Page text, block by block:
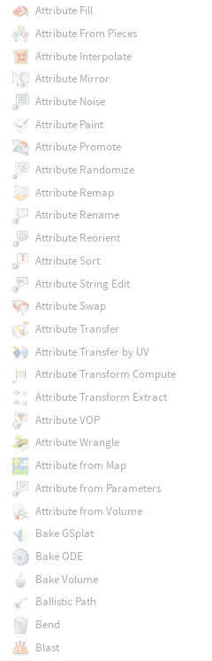
Attribute Fill
Attribute From Pieces
Attribute Interpolate
Attribute Mirror
Attribute Noise
Attribute Paint
Attribute Promote
Attribute Randomize
Attribute Remap
Attribute Rename
Attribute Reorient
Attribute Sort
Attribute String Edit
Attribute Swap
Attribute Transfer
Attribute Transfer by UV
Attribute Transform Compute
Attribute Transform Extract
Attribute VOP
Attribute Wrangle
Attribute from Map
Attribute from Parameters
Attribute from Volume
Bake GSplat
Bake ODE
Bake Volume
Ballistic Path
Bend
Blast